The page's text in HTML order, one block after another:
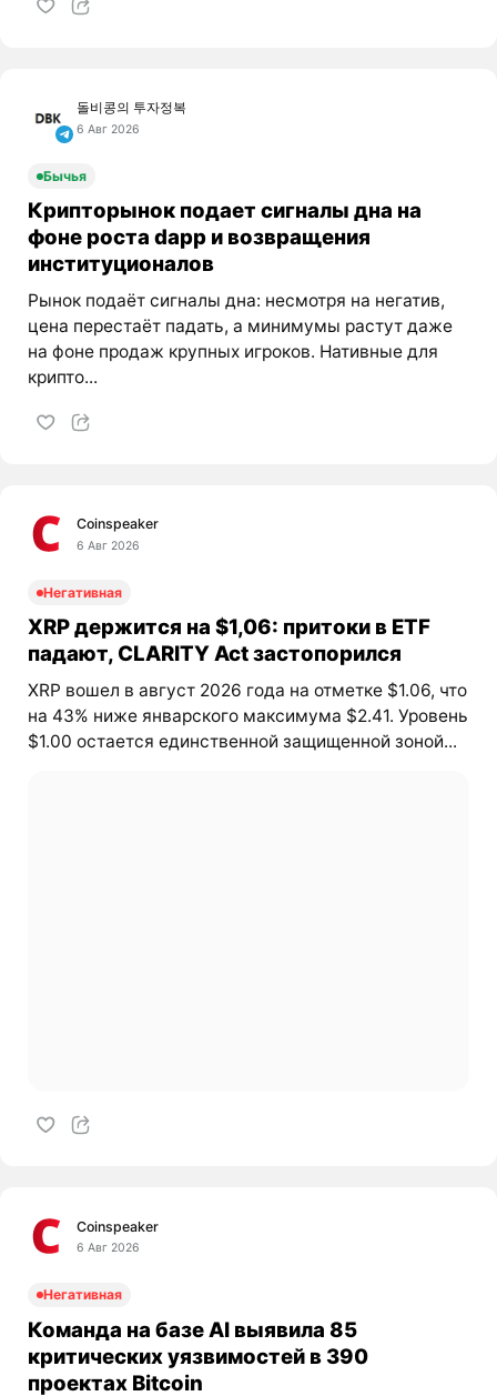
돌비콩의 투자정복
6 Авг 2026
Бычья
Крипторынок подает сигналы дна на
фоне роста dapp и возвращения
институционалов
Рынок подаёт сигналы дна: несмотря на негатив,
цена перестаёт падать, а минимумы растут даже
на фоне продаж крупных игроков. Нативные для
крипто...
Coinspeaker
6 Авг 2026
Негативная
XRP держится на $1,06: притоки в ETF
падают, CLARITY Act застопорился
XRP вошел в август 2026 года на отметке $1.06, что
на 43% ниже январского максимума $2.41. Уровень
$1.00 остается единственной защищенной зоной...
Coinspeaker
6 Авг 2026
Негативная
Команда на базе AI выявила 85
критических уязвимостей в 390
проектах Bitcoin